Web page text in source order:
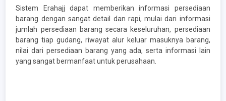
Sistem Erahajj dapat memberikan informasi persediaan
barang dengan sangat detail dan rapi, mulai dari informasi
jumlah persediaan barang secara keseluruhan, persediaan
barang tiap gudang, riwayat alur keluar masuknya barang,
nilai dari persediaan barang yang ada, serta informasi lain
yang sangat bermanfaat untuk perusahaan.